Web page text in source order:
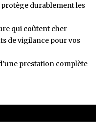
durablement les
qui coûtent cher
de vigilance pour vos
prestation complète